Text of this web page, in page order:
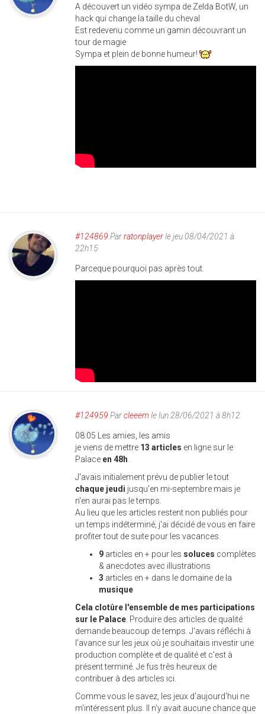
A découvert un vidéo sympa de Zelda BotW, un
hack qui change la taille du cheval
Est redevenu comme un gamin découvrant un
tour de magie
Sympa et plein de bonne humeur!
#124869 Parratonplayerle jeu 08/04/2021 à
22h15
Parceque pourquoi pas après tout.
#124959 Parcleeemle lun 28/06/2021 à 8h12
08:05 Les amies, les amis
je viens de mettre 13 articles en ligne sur le
Palace en 48h.
J'avais initialement prévu de publier le tout
chaque jeudi jusqu'en mi-septembre mais je
n'en aurai pas le temps.
Au lieu que les articles restent non publiés pour
un temps indéterminé, j'ai décidé de vous en faire
profiter tout de suite pour les vacances.
9 articles en + pour les soluces complètes
& anecdotes avec illustrations
3 articles en + dans le domaine de la
musique
Cela clotûre l'ensemble de mes participations
sur le Palace. Produire des articles de qualité
demande beaucoup de temps. J'avais réfléchi à
l'avance sur les jeux où je souhaitais investir une
production complète et de qualité et c'est à
présent terminé. Je fus très heureux de
contribuer à des articles ici.
Comme vous le savez, les jeux d'aujourd'hui ne
m'intéressent plus. Il n'y avait aucune chance que